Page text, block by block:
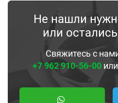
Не нашли
или
Свяжитесь с
+7 962 910-56-00или